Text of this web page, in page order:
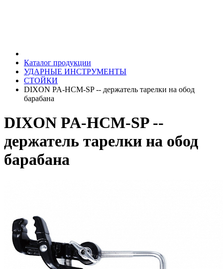
Каталог продукции
УДАРНЫЕ ИНСТРУМЕНТЫ
СТОЙКИ
DIXON PA-HCM-SP -- держатель тарелки на обод
барабана
DIXON PA-HCM-SP --
держатель тарелки на обод
барабана